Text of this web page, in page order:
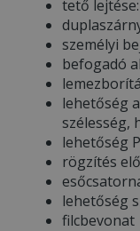
tető
személyi
befogadó
lehetőség
szélesség,
lehetőség
rögzítés
lehetőség
filcbevonat